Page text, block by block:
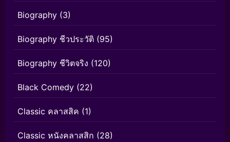
Biography (3)
Biography ชีวประวัติ (95)
Biography ชีวิตจริง (120)
Black Comedy (22)
Classic คลาสสิค (1)
Classic หนังคลาสสิก (28)